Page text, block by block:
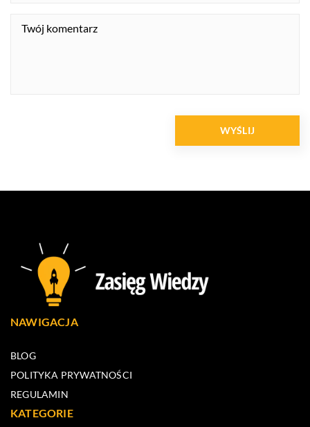
NAWIGACJA
BLOG
POLITYKA PRYWATNOŚCI
REGULAMIN
KATEGORIE